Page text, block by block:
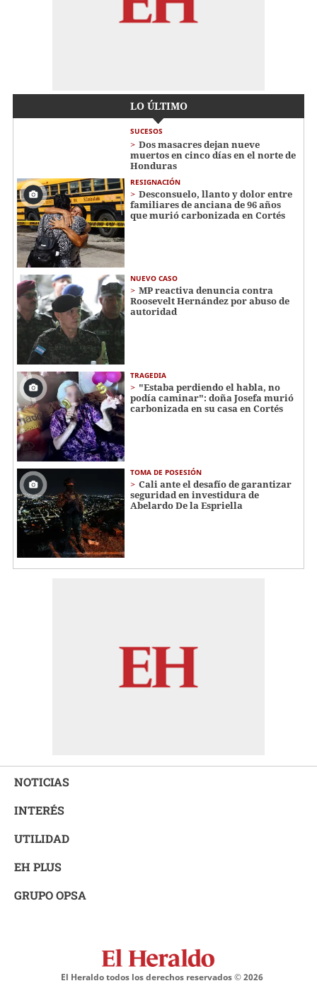
LO ÚLTIMO
SUCESOS
Dos masacres dejan nueve
muertos en cinco días en el norte de
Honduras
RESIGNACIÓN
​​​​Desconsuelo, llanto y dolor entre
familiares de anciana de 96 años
que murió carbonizada en Cortés
NUEVO CASO
MP reactiva denuncia contra
Roosevelt Hernández por abuso de
autoridad
TRAGEDIA
"Estaba perdiendo el habla, no
podía caminar": doña Josefa murió
carbonizada en su casa en Cortés
TOMA DE POSESIÓN
Cali ante el desafío de garantizar
seguridad en investidura de
Abelardo De la Espriella
NOTICIAS
INTERÉS
UTILIDAD
EH PLUS
GRUPO OPSA
El Heraldo todos los derechos reservados ©2026